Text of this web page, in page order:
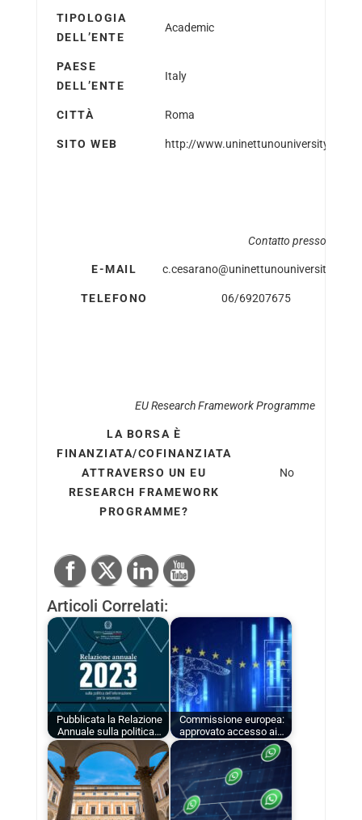
TIPOLOGIA
DELL’ENTE
Academic
PAESE
DELL’ENTE
Italy
CITTÀ Roma
SITO WEB http://www.uninettunouniversity.net
Contatto presso l’Ente
E-MAIL c.cesarano@uninettunouniversity.net
TELEFONO 06/69207675
EU Research Framework Programme
LA BORSA È
FINANZIATA/COFINANZIATA
ATTRAVERSO UN EU
RESEARCH FRAMEWORK
PROGRAMME?
No
Articoli Correlati:
Pubblicata la Relazione
Annuale sulla politica…
Commissione europea:
approvato accesso ai…